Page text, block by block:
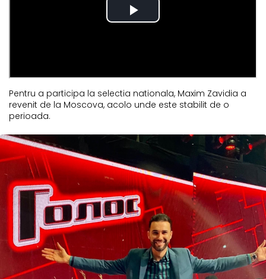
Pentru a participa la selectia nationala, Maxim Zavidia a
revenit de la Moscova, acolo unde este stabilit de o
perioada.